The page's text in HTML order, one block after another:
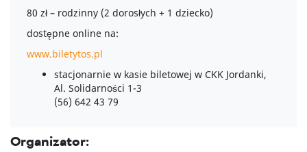
Zobacz również
Miasto Toruń
Województwo kujawsko-pomorskie
Port Lotniczy Bydgoszcz
80 zł – rodzinny (2 dorosłych + 1 dziecko)
dostępne online na:
www.biletytos.pl
stacjonarnie w kasie biletowej w CKK Jordanki,
Al. Solidarności 1-3
(56) 642 43 79
Organizator: